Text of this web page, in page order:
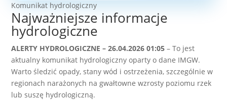
Komunikat hydrologiczny
Najważniejsze informacje
hydrologiczne
ALERTY HYDROLOGICZNE – 26.04.2026 01:05 – To jest
aktualny komunikat hydrologiczny oparty o dane IMGW.
Warto śledzić opady, stany wód i ostrzeżenia, szczególnie w
regionach narażonych na gwałtowne wzrosty poziomu rzek
lub suszę hydrologiczną.